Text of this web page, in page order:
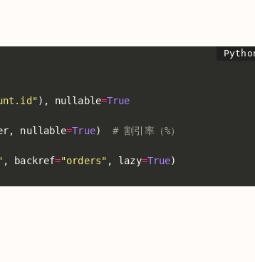
) , nullable=True
, nullable=True) # 割引率（%）
, backref="orders" , lazy=True)